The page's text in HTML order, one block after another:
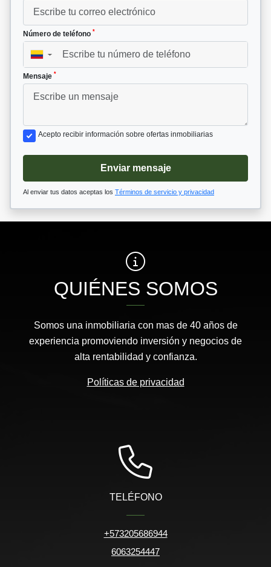
Número de teléfono *
▼
Mensaje *
Acepto recibir información sobre ofertas inmobiliarias
Enviar mensaje
Al enviar tus datos aceptas los Términos de servicio y privacidad
QUIÉNES SOMOS
Somos una inmobiliaria con mas de 40 años de
experiencia promoviendo inversión y negocios de
alta rentabilidad y confianza.
Políticas de privacidad
TELÉFONO
+573205686944
6063254447